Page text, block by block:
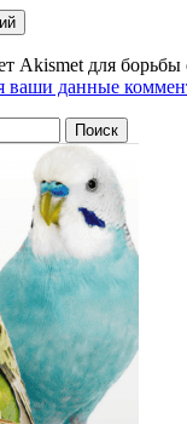
Akismet для
ваши данные